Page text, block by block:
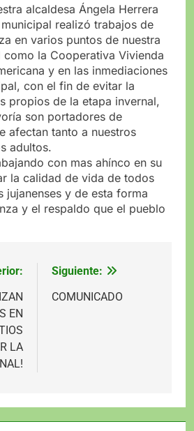
alcaldesa Ángela Herrera
realizó trabajos de
en varios puntos de nuestra
como la Cooperativa Vivienda
y en las inmediaciones
con el fin de evitar la
propios de la etapa invernal,
son portadores de
afectan tanto a nuestros
adultos.
con mas ahínco en su
la calidad de vida de todos
jujanenses y de esta forma
y el respaldo que el pueblo
EN
LA
Siguiente:
COMUNICADO